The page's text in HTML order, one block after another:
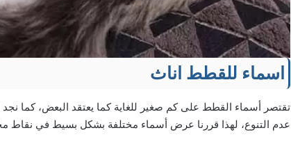
اسماء للقطط اناث
تقتصر أسماء القطط على كم صغير للغاية كما يعتقد البعض، كما
عدم التنوع، لهذا قررنا عرض أسماء مختلفة بشكل بسيط في نقاط